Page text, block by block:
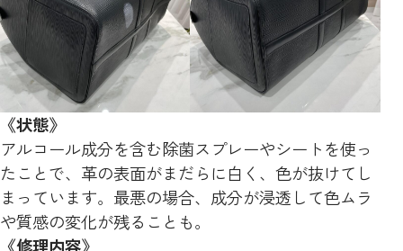
《状態》
アルコール成分を含む除菌スプレーやシートを使っ
たことで、革の表面がまだらに白く、色が抜けてし
まっています。最悪の場合、成分が浸透して色ムラ
や質感の変化が残ることも。
《修理内容》